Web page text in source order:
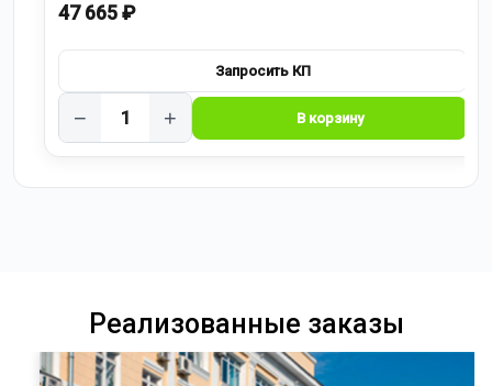
47 665 ₽
− +
Реализованные заказы